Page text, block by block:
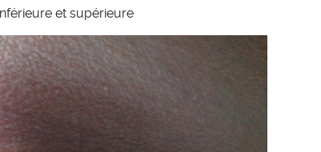
et supérieure